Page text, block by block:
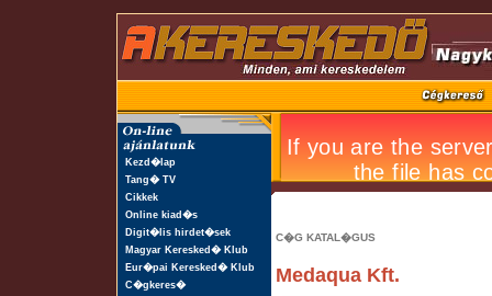
Kezd�lap
Tang� TV
Cikkek
Online kiad�s
Digit�lis hirdet�sek
Magyar Keresked� Klub
Eur�pai Keresked� Klub
C�gkeres�
C�G KATAL�GUS
Medaqua Kft.